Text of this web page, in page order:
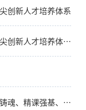
创新人才培养体系
电气工程学科以学生为中心的拔尖创新人才培养体系探索与实践
【教学成果奖】电气学院：明德铸魂、精课强基、实践赋能，培养电气创新人才